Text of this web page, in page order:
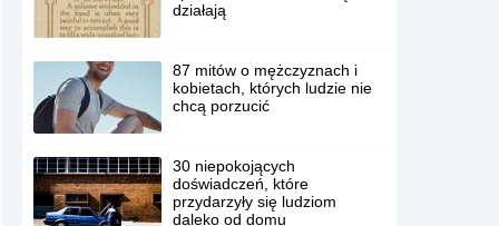
działają
87 mitów o mężczyznach i
kobietach, których ludzie nie
chcą porzucić
30 niepokojących
doświadczeń, które
przydarzyły się ludziom
daleko od domu